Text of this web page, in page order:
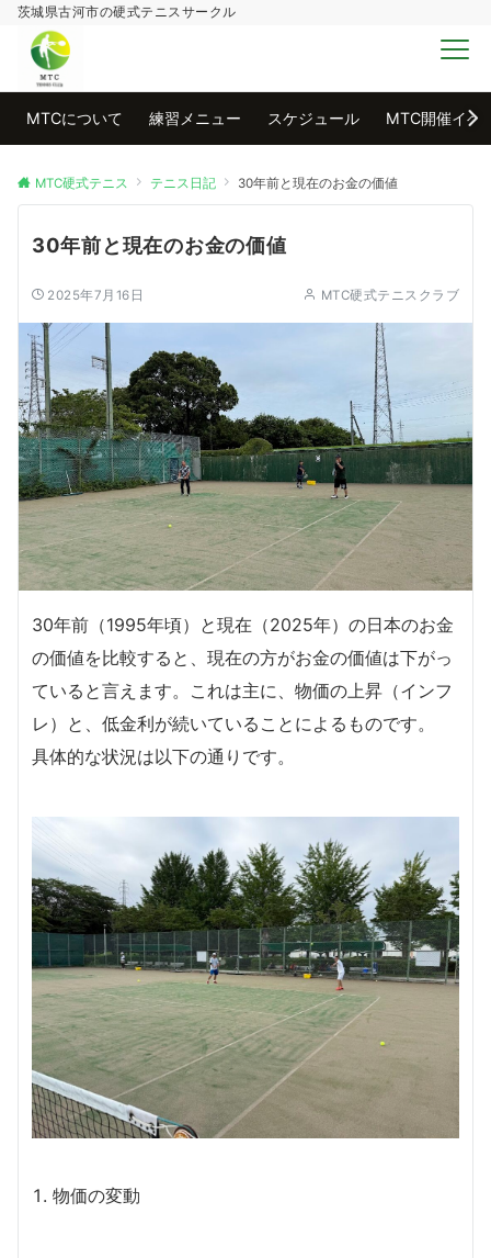
茨城県古河市の硬式テニスサークル
MTCについて 練習メニュー スケジュール MTC開催イベ
MTC硬式テニス テニス日記 30年前と現在のお金の価値
30年前と現在のお金の価値
2025年7月16日 MTC硬式テニスクラブ
30年前（1995年頃）と現在（2025年）の日本のお金
の価値を比較すると、現在の方がお金の価値は下がっ
ていると言えます。これは主に、物価の上昇（インフ
レ）と、低金利が続いていることによるものです。
具体的な状況は以下の通りです。
物価の変動